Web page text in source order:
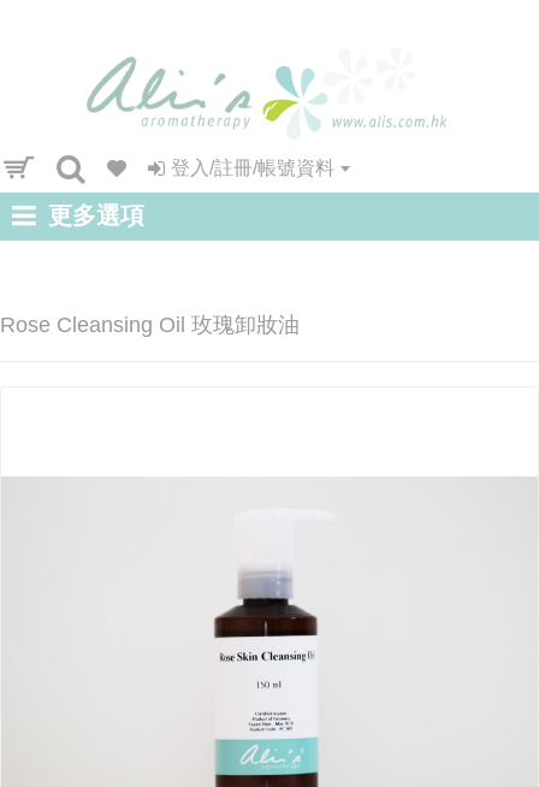
登入/註冊/帳號資料
更多選項
Rose Cleansing Oil 玫瑰卸妝油